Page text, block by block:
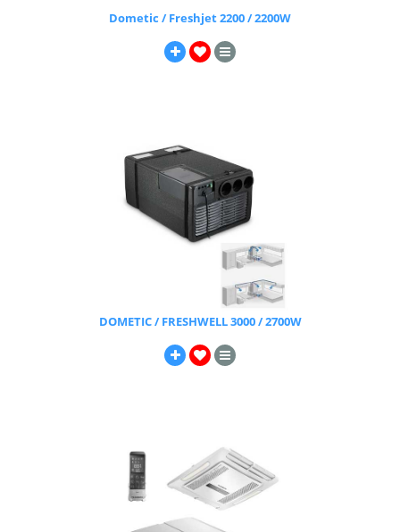
Dometic / Freshjet 2200 / 2200W
DOMETIC / FRESHWELL 3000 / 2700W